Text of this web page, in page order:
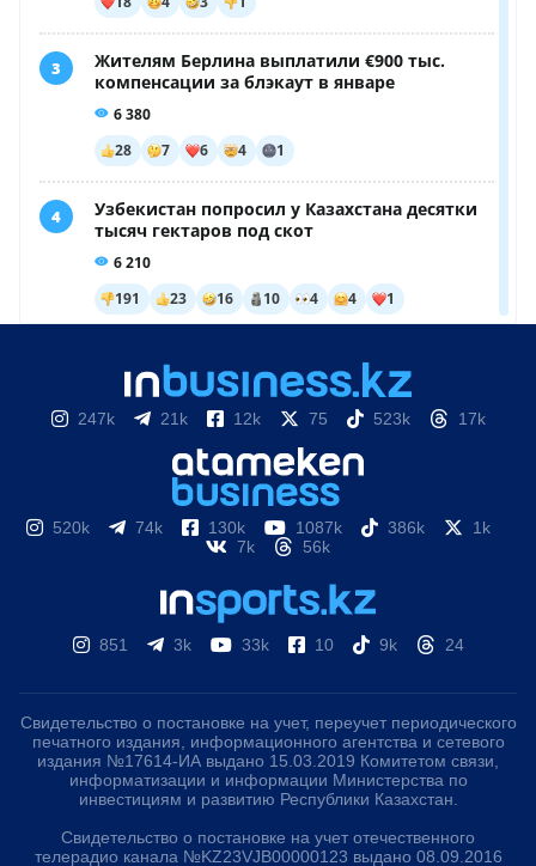
247k 21k 12k 75 523k 17k
520k 74k 130k 1087k 386k
1k
7k
56k
851 3k 33k 10 9k 24
Свидетельство о постановке на учет, переучет периодического
печатного издания, информационного агентства и сетевого
издания №17614-ИА выдано 15.03.2019 Комитетом связи,
информатизации и информации Министерства по
инвестициям и развитию Республики Казахстан.
Свидетельство о постановке на учет отечественного
телерадио канала №KZ23VJB00000123 выдано 08.09.2016